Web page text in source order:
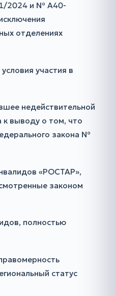
2024 и № А40-
отделениях
участия в
недействительной
к выводу о том, что
закона №
«РОСТАР»,
законом
полностью
статус